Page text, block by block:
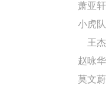
萧亚轩
小虎队
王杰
赵咏华
莫文蔚